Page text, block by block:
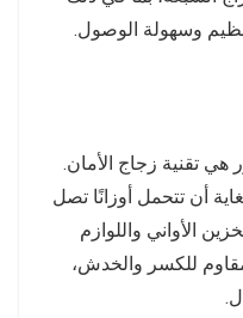
وسهولة الوصول.
هي تقنية زجاج الأمان.
أن تتحمل أوزانًا تصل
الأواني واللوازم
للكسر والخدش،